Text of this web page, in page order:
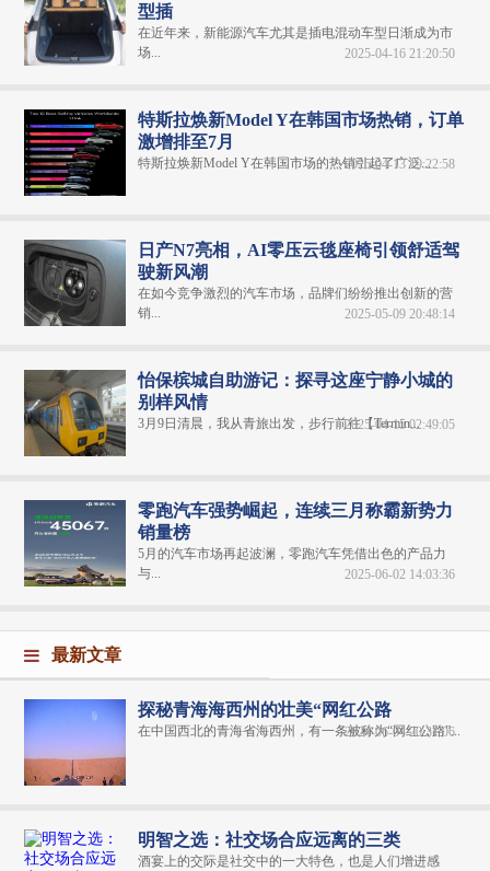
型插
在近年来，新能源汽车尤其是插电混动车型日渐成为市
场...
2025-04-16 21:20:50
特斯拉焕新Model Y在韩国市场热销，订单
激增排至7月
特斯拉焕新Model Y在韩国市场的热销引起了广泛...
2025-04-13 19:22:58
日产N7亮相，AI零压云毯座椅引领舒适驾
驶新风潮
在如今竞争激烈的汽车市场，品牌们纷纷推出创新的营
销...
2025-05-09 20:48:14
怡保槟城自助游记：探寻这座宁静小城的
别样风情
3月9日清晨，我从青旅出发，步行前往【Termin...
2025-04-15 02:49:05
零跑汽车强势崛起，连续三月称霸新势力
销量榜
5月的汽车市场再起波澜，零跑汽车凭借出色的产品力
与...
2025-06-02 14:03:36
最新文章
探秘青海海西州的壮美“网红公路
在中国西北的青海省海西州，有一条被称为“网红公路”...
2024-06-04 20:31:06
明智之选：社交场合应远离的三类
酒宴上的交际是社交中的一大特色，也是人们增进感